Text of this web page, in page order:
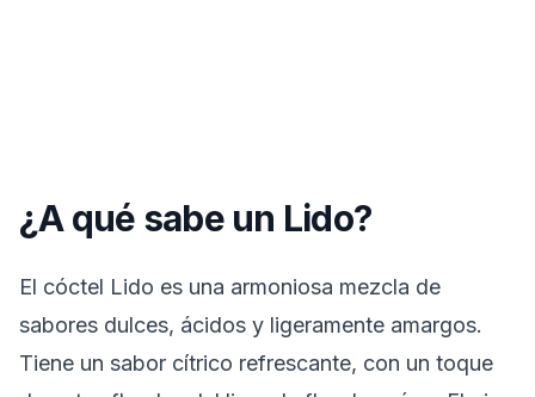
¿A qué sabe un Lido?
El cóctel Lido es una armoniosa mezcla de
sabores dulces, ácidos y ligeramente amargos.
Tiene un sabor cítrico refrescante, con un toque